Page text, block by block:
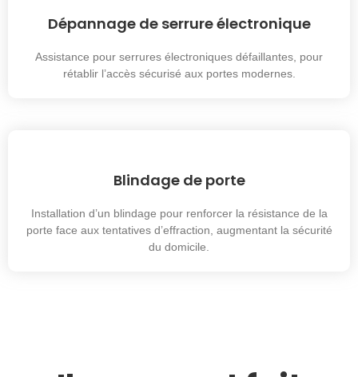
Dépannage de serrure électronique
Assistance pour serrures électroniques défaillantes, pour
rétablir l’accès sécurisé aux portes modernes.
Blindage de porte
Installation d’un blindage pour renforcer la résistance de la
porte face aux tentatives d’effraction, augmentant la sécurité
du domicile.